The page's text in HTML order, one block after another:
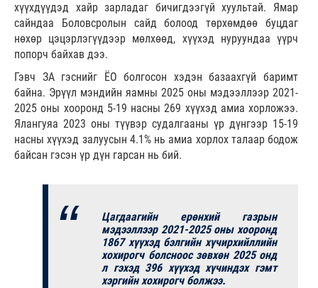
хүүхдүүдэд хайр зарладаг бичигдээгүй хуультай. Ямар
сайндаа Боловсролын сайд болоод төрхөмдөө буцдаг
нөхөр цэцэрлэгүүдээр мөлхөөд, хүүхэд нуруундаа үүрч
попорч байхав дээ.
Гэвч ЗА гэснийг ЁО болгосон хэдэн базаахгүй баримт
байна. Эрүүл мэндийн яамны 2025 оны мэдээллээр 2021-
2025 оны хооронд 5-19 насны 269 хүүхэд амиа хорложээ.
Ялангуяа 2023 оны түүвэр судалгааны үр дүнгээр 15-19
насны хүүхэд залуусын 4.1% нь амиа хорлох талаар бодож
байсан гэсэн үр дүн гарсан нь бий.
Цагдаагийн ерөнхий газрын
мэдээллээр 2021-2025 оны хооронд
1867 хүүхэд бэлгийн хүчирхийллийн
хохирогч болсноос зөвхөн 2025 онд
л гэхэд 396 хүүхэд хүчиндэх гэмт
хэргийн хохирогч болжээ.